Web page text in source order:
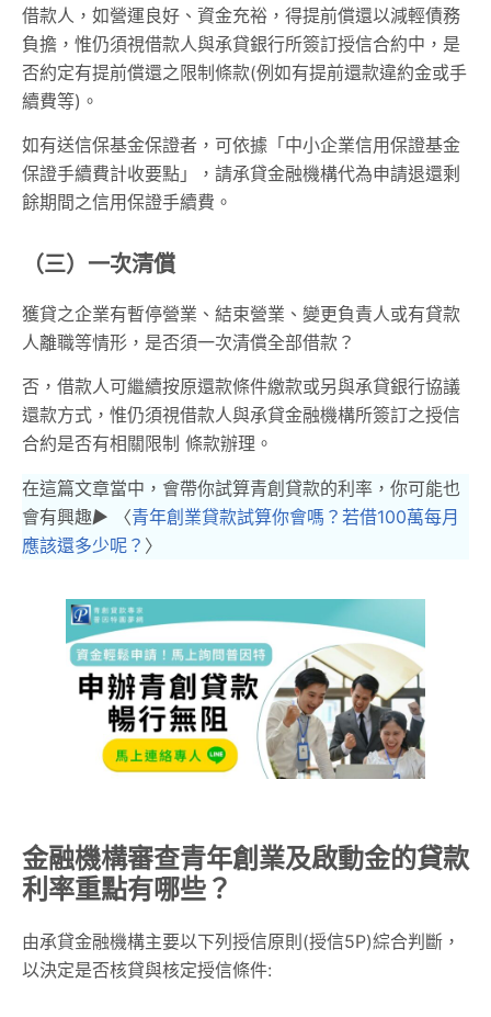
借款人，如營運良好、資金充裕，得提前償還以減輕債務
負擔，惟仍須視借款人與承貸銀行所簽訂授信合約中，是
否約定有提前償還之限制條款(例如有提前還款違約金或手
續費等)。
如有送信保基金保證者，可依據「中小企業信用保證基金
保證手續費計收要點」，請承貸金融機構代為申請退還剩
餘期間之信用保證手續費。
（三）一次清償
獲貸之企業有暫停營業、結束營業、變更負責人或有貸款
人離職等情形，是否須一次清償全部借款？
否，借款人可繼續按原還款條件繳款或另與承貸銀行協議
還款方式，惟仍須視借款人與承貸金融機構所簽訂之授信
合約是否有相關限制 條款辦理。
在這篇文章當中，會帶你試算青創貸款的利率，你可能也
會有興趣▶︎ 〈青年創業貸款試算你會嗎？若借100萬每月
應該還多少呢？ 〉
金融機構審查青年創業及啟動金的貸款
利率重點有哪些？
由承貸金融機構主要以下列授信原則(授信5P)綜合判斷，
以決定是否核貸與核定授信條件: